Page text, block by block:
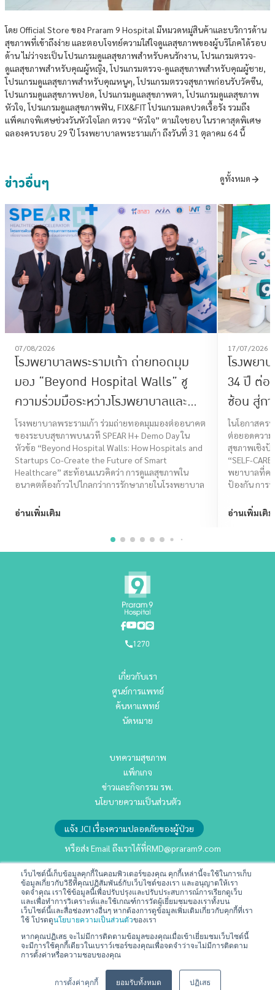
เว็บไซต์นี้เก็บข้อมูลคุกกี้ในคอมพิวเตอร์ของคุณ คุกกี้เหล่านี้จะใช้ในการเก็บ
ข้อมูลเกี่ยวกับวิธีที่คุณปฏิสัมพันธ์กับเว็บไซต์ของเรา และอนุญาตให้เรา
จดจำคุณ เราใช้ข้อมูลนี้เพื่อปรับปรุงและปรับประสบการณ์การเรียกดูเว็บ
และเพื่อทำการวิเคราะห์และใช้เกณฑ์การวัดผู้เยี่ยมชมของเราทั้งบน
เว็บไซต์นี้และสื่อช่องทางอื่นๆ หากต้องการดูข้อมูลเพิ่มเติมเกี่ยวกับคุกกี้ที่เรา
ใช้ โปรดดูนโยบายความเป็นส่วนตัวของเรา
หากคุณปฏิเสธ จะไม่มีการติดตามข้อมูลของคุณเมื่อเข้าเยี่ยมชมเว็บไซต์นี้
จะมีการใช้คุกกี้เดียวในเบราว์เซอร์ของคุณเพื่อจดจำว่าจะไม่มีการติดตาม
การตั้งค่าหรือความชอบของคุณ
การตั้งค่าคุกกี้ ยอมรับทั้งหมด ปฏิเสธ
โดย Official Store ของ Praram 9 Hospital มีหมวดหมู่สินค้าและบริการด้าน
สุขภาพที่เข้าถึงง่าย และตอบโจทย์ความใส่ใจดูแลสุขภาพของผู้บริโภคได้รอบ
ด้าน ไม่ว่าจะเป็น โปรแกรมดูแลสุขภาพสำหรับคนรักงาน, โปรแกรมตรวจ-
ดูแลสุขภาพสำหรับคุณผู้หญิง, โปรแกรมตรวจ-ดูแลสุขภาพสำหรับคุณผู้ชาย,
โปรแกรมดูแลสุขภาพสำหรับคุณหนูๆ, โปรแกรมตรวจสุขภาพก่อนรับวัคซีน,
โปรแกรมดูแลสุขภาพปอด, โปรแกรมดูแลสุขภาพตา, โปรแกรมดูแลสุขภาพ
หัวใจ, โปรแกรมดูแลสุขภาพฟัน, FIX&FIT โปรแกรมลดปวดเรื้อรัง รวมถึง
แพ็คเกจพิเศษช่วงวันหัวใจโลก ตรวจ “หัวใจ” ตามใจชอบ ในราคาสุดพิเศษ
ฉลองครบรอบ 29 ปี โรงพยาบาลพระรามเก้า ถึงวันที่ 31 ตุลาคม 64 นี้
ข่าวอื่นๆ ดูทั้งหมด
07/08/2026
โรงพยาบาลพระรามเก้า ถ่ายทอดมุม
มอง “Beyond Hospital Walls” ชู
ความร่วมมือระหว่างโรงพยาบาลและ
Startup ร่วมสร้างอนาคต Smart
Healthcare
โรงพยาบาลพระรามเก้า ร่วมถ่ายทอดมุมมองต่ออนาคต
ของระบบสุขภาพบนเวที SPEAR H+ Demo Day ใน
หัวข้อ “Beyond Hospital Walls: How Hospitals and
Startups Co-Create the Future of Smart
Healthcare” สะท้อนแนวคิดว่า การดูแลสุขภาพใน
อนาคตต้องก้าวไปไกลกว่าการรักษาภายในโรงพยาบาล
อ่านเพิ่มเติม
17/07/2026
โรงพยา
34 ปี ต่อ
ซ้อน สู่ก
โจทย์ไล
CARE
ในโอกาสคร
ต่อยอดความ
สุขภาพเชิงป้
“SELF-
พยาบาลที่คร
ป้องกัน การ
อ่านเพิ่มเติม
1270
เกี่ยวกับเรา
ศูนย์การแพทย์
ค้นหาแพทย์
นัดหมาย
บทความสุขภาพ
แพ็กเกจ
ข่าวและกิจกรรม รพ.
นโยบายความเป็นส่วนตัว
แจ้ง JCI เรื่องความปลอดภัยของผู้ป่วย
หรือส่ง Email ถึงเราได้ที่RMD@praram9.com
นักลงทุนสัมพันธ์
การพัฒนาอย่างยั่งยืน
ร่วมงานกับเรา
ติดต่อเรา
ข้อกำหนดและเงื่อนไข
Copyright © 2024 All Rights Reserved | Praram 9 Hospital
สอบถามข้อมูลหรือบริการได้เลยครับ